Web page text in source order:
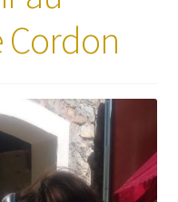
Cordon